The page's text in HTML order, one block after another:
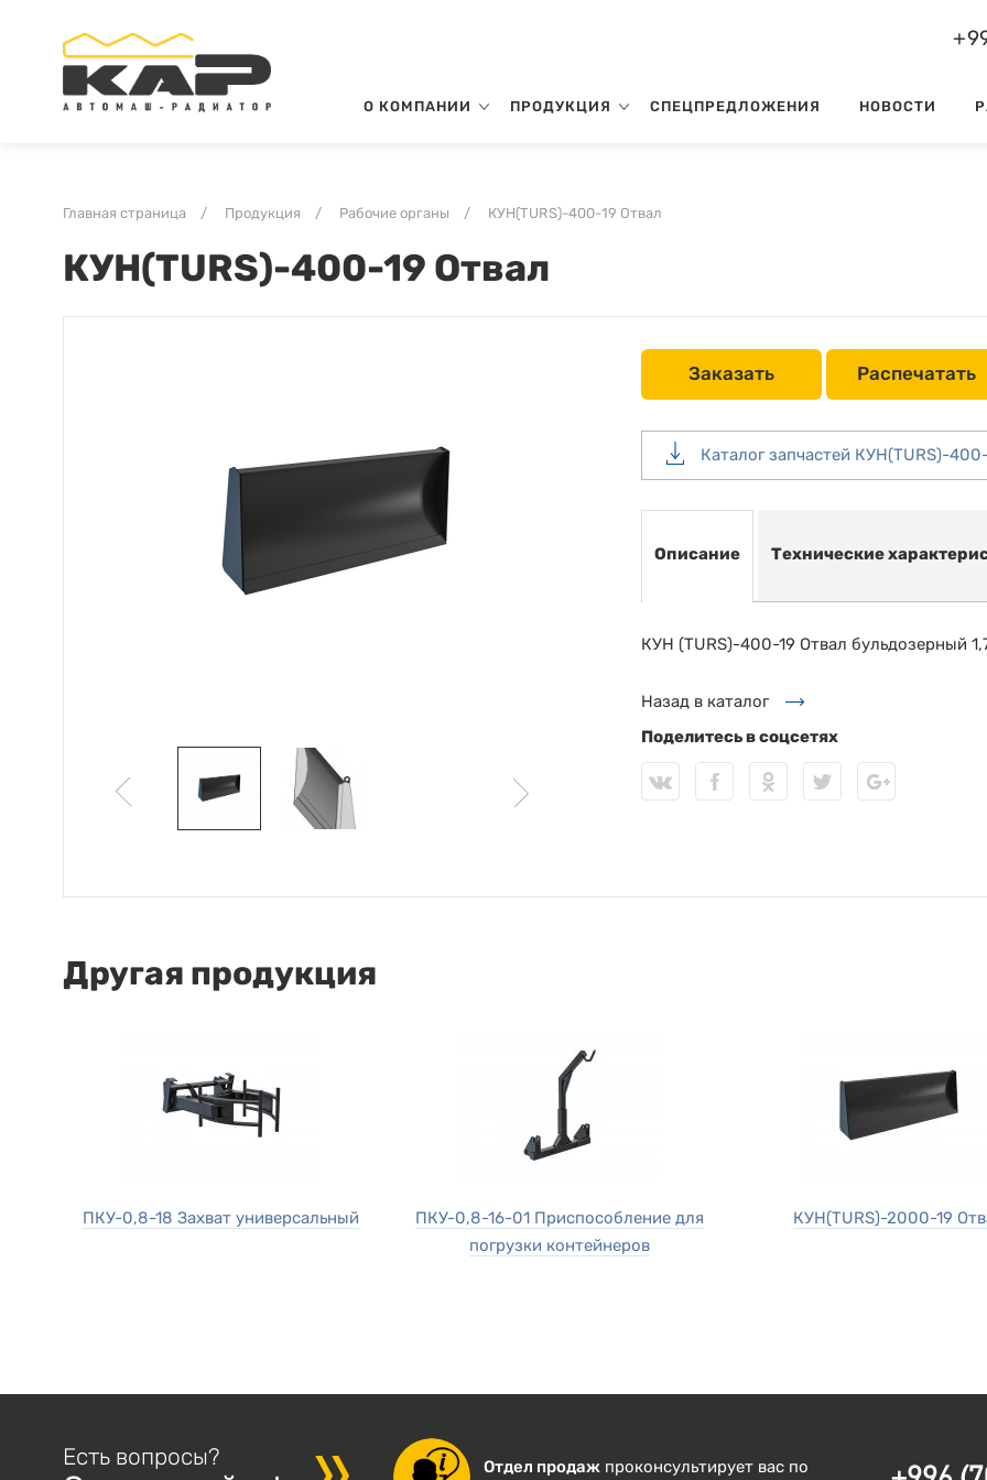
О КОМПАНИИ ПРОДУКЦИЯ СПЕЦПРЕДЛОЖЕНИЯ НОВОСТИ
Главная страница / Продукция / Рабочие органы / КУН(TURS)-400-19 Отвал
КУН(TURS)-400-19 Отвал
Заказать Распечатать
Каталог запчастей КУН(TURS)-
Описание Технические
КУН (TURS)-400-19 Отвал бульдозерный
Назад в каталог
Поделитесь в соцсетях
Другая продукция
ПКУ-0,8-18 Захват универсальный
ПКУ-0,8-16-01 Приспособление для
погрузки контейнеров
КУН(TURS)-2000-19
Есть вопросы? Отдел продаж проконсультирует вас по